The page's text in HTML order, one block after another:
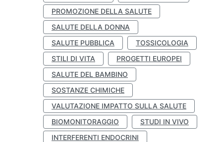
PROMOZIONE DELLA SALUTE
SALUTE DELLA DONNA
SALUTE PUBBLICA
TOSSICOLOGIA
STILI DI VITA
PROGETTI EUROPEI
SALUTE DEL BAMBINO
SOSTANZE CHIMICHE
VALUTAZIONE IMPATTO SULLA SALUTE
BIOMONITORAGGIO
STUDI IN VIVO
INTERFERENTI ENDOCRINI